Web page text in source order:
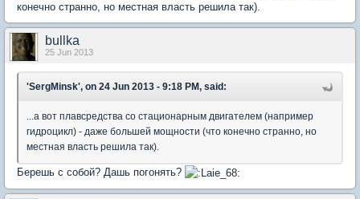
конечно странно, но местная власть решила так).
bullka
25 Jun 2013
'SergMinsk', on 24 Jun 2013 - 9:18 PM, said:
...а вот плавсредства со стационарным двигателем (например
гидроцикл) - даже большей мощности (что конечно странно, но
местная власть решила так).
Берешь с собой? Дашь погонять?